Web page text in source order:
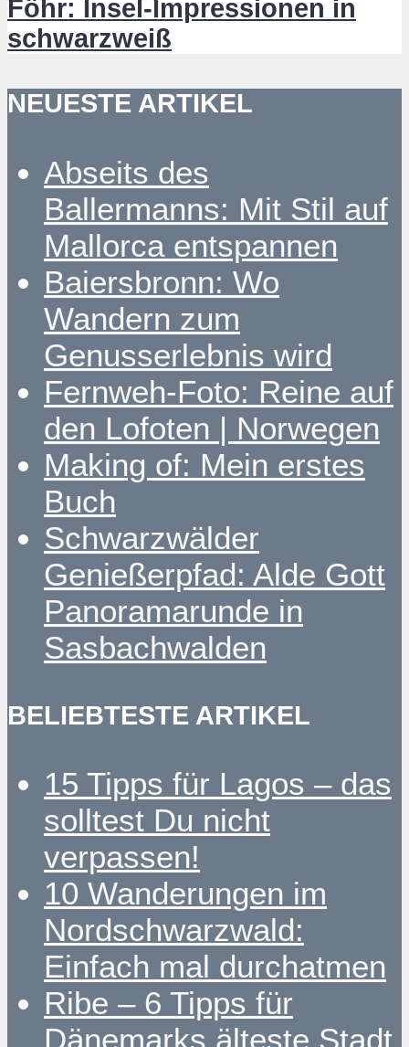
Föhr: Insel-Impressionen in
schwarzweiß
NEUESTE ARTIKEL
Abseits des
Ballermanns: Mit Stil auf
Mallorca entspannen
Baiersbronn: Wo
Wandern zum
Genusserlebnis wird
Fernweh-Foto: Reine auf
den Lofoten | Norwegen
Making of: Mein erstes
Buch
Schwarzwälder
Genießerpfad: Alde Gott
Panoramarunde in
Sasbachwalden
BELIEBTESTE ARTIKEL
15 Tipps für Lagos – das
solltest Du nicht
verpassen!
10 Wanderungen im
Nordschwarzwald:
Einfach mal durchatmen
Ribe – 6 Tipps für
Dänemarks älteste Stadt